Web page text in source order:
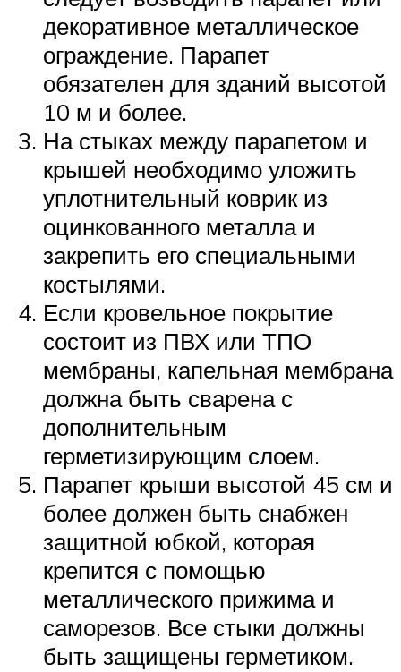
декоративное металлическое
ограждение. Парапет
обязателен для зданий высотой
10 м и более.
На стыках между парапетом и
крышей необходимо уложить
уплотнительный коврик из
оцинкованного металла и
закрепить его специальными
костылями.
Если кровельное покрытие
состоит из ПВХ или ТПО
мембраны, капельная мембрана
должна быть сварена с
дополнительным
герметизирующим слоем.
Парапет крыши высотой 45 см и
более должен быть снабжен
защитной юбкой, которая
крепится с помощью
металлического прижима и
саморезов. Все стыки должны
быть защищены герметиком.